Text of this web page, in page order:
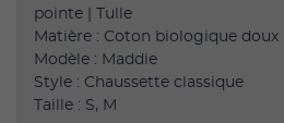
pointe | Tulle
Matière : Coton biologique doux
Modèle : Maddie
Style : Chaussette classique
Taille : S, M